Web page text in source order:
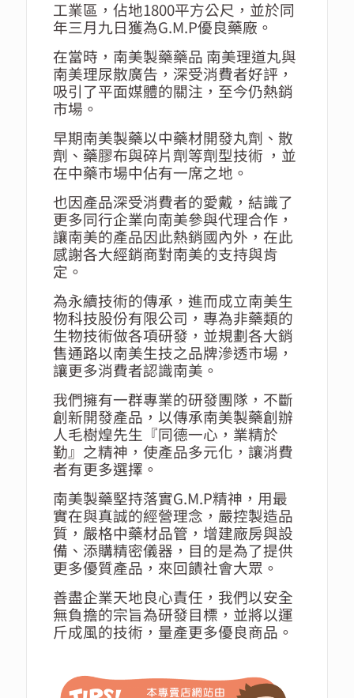
工業區，佔地1800平方公尺，並於同
年三月九日獲為G.M.P優良藥廠。
在當時，南美製藥藥品 南美理道丸與
南美理尿散廣告，深受消費者好評，
吸引了平面媒體的關注，至今仍熱銷
市場。
早期南美製藥以中藥材開發丸劑、散
劑、藥膠布與碎片劑等劑型技術 ，並
在中藥市場中佔有一席之地。
也因產品深受消費者的愛戴，結識了
更多同行企業向南美參與代理合作，
讓南美的產品因此熱銷國內外，在此
感謝各大經銷商對南美的支持與肯
定。
為永續技術的傳承，進而成立南美生
物科技股份有限公司，專為非藥類的
生物技術做各項研發，並規劃各大銷
售通路以南美生技之品牌滲透市場，
讓更多消費者認識南美。
我們擁有一群專業的研發團隊，不斷
創新開發產品，以傳承南美製藥創辦
人毛樹煌先生『同德一心，業精於
勤』之精神，使產品多元化，讓消費
者有更多選擇。
南美製藥堅持落實G.M.P精神， 用最
實在與真誠的經營理念，嚴控製造品
質，嚴格中藥材品管， 增建廠房與設
備、添購精密儀器，目的是為了提供
更多優質產品，來回饋社會大眾。
善盡企業天地良心責任，我們以安全
無負擔的宗旨為研發目標，並將以運
斤成風的技術，量產更多優良商品。